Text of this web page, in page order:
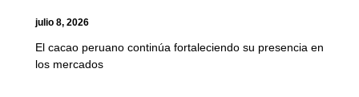
julio 8, 2026
El cacao peruano continúa fortaleciendo su presencia en
los mercados